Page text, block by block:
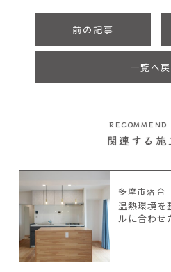
前の記事
一覧へ
RECOMMEND
関連する施
多摩市落
温熱環境
ルに合わ